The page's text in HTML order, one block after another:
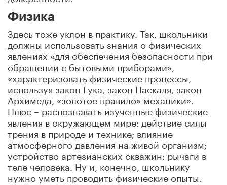
Физика
Здесь тоже уклон в практику. Так, школьники
должны использовать знания о физических
явлениях «для обеспечения безопасности при
обращении с бытовыми приборами»,
«характеризовать физические процессы,
используя закон Гука, закон Паскаля, закон
Архимеда, «золотое правило» механики».
Плюс – распознавать изученные физические
явления в окружающем мире: действие силы
трения в природе и технике; влияние
атмосферного давления на живой организм;
устройство артезианских скважин; рычаги в
теле человека. Ну и, конечно, школьнику
нужно уметь проводить физические опыты.